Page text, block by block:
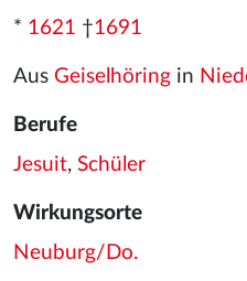
* 1621 †1691
Aus Geiselhöring in
Berufe
Jesuit, Schüler
Wirkungsorte
Neuburg/Do.